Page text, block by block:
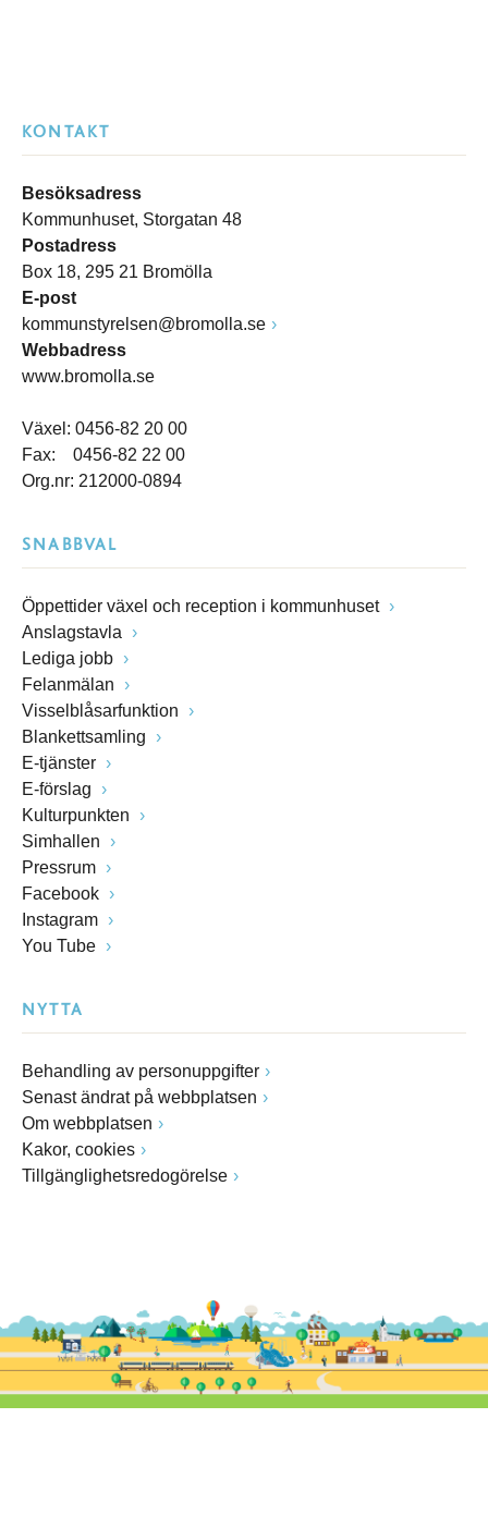
KONTAKT
Besöksadress
Kommunhuset, Storgatan 48
Postadress
Box 18, 295 21 Bromölla
E-post
kommunstyrelsen@bromolla.se
Webbadress
www.bromolla.se
Växel: 0456-82 20 00
Fax: 0456-82 22 00
Org.nr: 212000-0894
SNABBVAL
Öppettider växel och reception i kommunhuset
Anslagstavla
Lediga jobb
Felanmälan
Visselblåsarfunktion
Blankettsamling
E-tjänster
E-förslag
Kulturpunkten
Simhallen
Pressrum
Facebook
Instagram
You Tube
NYTTA
Behandling av personuppgifter
Senast ändrat på webbplatsen
Om webbplatsen
Kakor, cookies
Tillgänglighetsredogörelse